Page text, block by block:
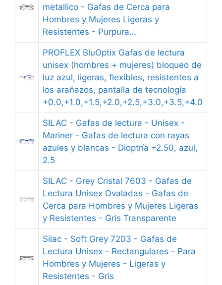
metallico - Gafas de Cerca para
Hombres y Mujeres Ligeras y
Resistentes - Purpura…
PROFLEX BluOptix Gafas de lectura
unisex (hombres + mujeres) bloqueo de
luz azul, ligeras, flexibles, resistentes a
los arañazos, pantalla de tecnología
+0.0,+1.0,+1.5,+2.0,+2.5,+3.0,+3.5,+4.0
SILAC - Gafas de lectura - Unisex -
Mariner - Gafas de lectura con rayas
azules y blancas - Dioptría +2.50, azul,
2.5
SILAC - Grey Cristal 7603 - Gafas de
Lectura Unisex Ovaladas - Gafas de
Cerca para Hombres y Mujeres Ligeras
y Resistentes - Gris Transparente
Silac - Soft Grey 7203 - Gafas de
Lectura Unisex - Rectangulares - Para
Hombres y Mujeres - Ligeras y
Resistentes - Gris